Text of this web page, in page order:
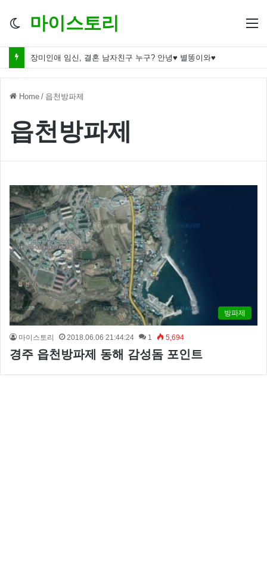
Switch
마이스토리
장미인애 임신, 결혼 남자친구 누구? 안녕♥ 별똥이와♥
Home / 읍천방파제
읍천방파제
방파제
마이스토리 2018.06.06 21:44:24 1 5,694
경주 읍천방파제 동해 감성돔 포인트